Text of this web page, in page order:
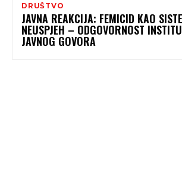
DRUŠTVO
JAVNA REAKCIJA: FEMICID KAO
NEUSPJEH – ODGOVORNOST
JAVNOG GOVORA